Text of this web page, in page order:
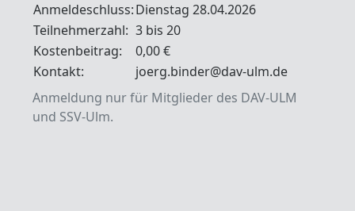
Anmeldeschluss:Dienstag 28.04.2026
Teilnehmerzahl: 3 bis 20
Kostenbeitrag:
0,00 €
Kontakt:
joerg.binder@dav-ulm.de
Anmeldung nur für Mitglieder des DAV-ULM
und SSV-Ulm.